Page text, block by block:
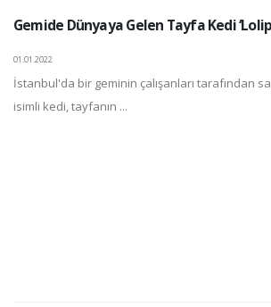
Gemide Dünyaya Gelen Tayfa Kedi
01.01.2022
İstanbul'da bir geminin çalışanları tarafından
isimli kedi, tayfanın ...